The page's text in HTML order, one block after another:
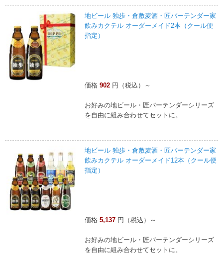
地ビール 独歩・倉敷麦酒・匠バーテンダー家
飲みカクテル オーダーメイド2本（クール便
指定）
価格 902 円（税込）～
お好みの地ビール・匠バーテンダーシリーズ
を自由に組み合わせてセットに。
地ビール 独歩・倉敷麦酒・匠バーテンダー家
飲みカクテル オーダーメイド12本（クール便
指定）
価格 5,137 円（税込）～
お好みの地ビール・匠バーテンダーシリーズ
を自由に組み合わせてセットに。